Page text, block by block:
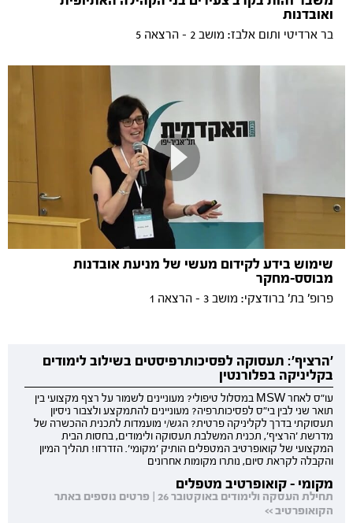
ואובדנות
בר ארדיטי ותום אלבז: מושב 2 - הרצאה 5
שימוש בידע לקידום מעשי של מניעת אובדנות
מבוסס-מחקר
פרופ' בת' ברודצקי: מושב 3 - הרצאה 1
'הרציף': תעסוקה לפסיכותרפיסטים בשילוב לימודים
בקליניקה בפלורנטין
עו"ס לאחר MSW במסלול טיפולי? מעוניינים לשמור על רצף מקצועי בין
תואר שני לבין בי"ס לפסיכותרפיה? מעוניינים להתמקצע ולצבור ניסיון
תעסוקתי בדרך לקליניקה פרטית? הגש/י מועמדות לתכנית ההכשרה של
מדרשת 'הרציף', תכנית המשלבת תעסוקה ולימודים, בחסות הבית
המקצועי של קואופרטיב המטפלים הותיק 'מקומי'. הזדרזו! תהליך המיון
והקבלה לקראת סיום, נותרו מקומות אחרונים
מקומי - קואופרטיב מטפלים
תחילת העסקה ולימודים באוקטובר 26 | פרטים נוספים באתר
הקואופרטיב >>